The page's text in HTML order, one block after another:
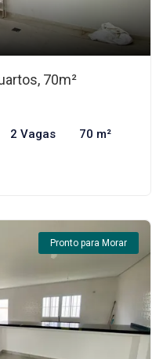
70m²
2 Vagas 70 m²
Pronto para Morar